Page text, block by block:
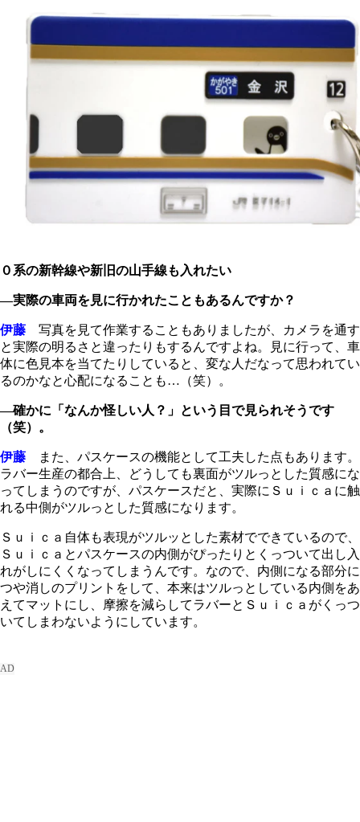
０系の新幹線や新旧の山手線も入れたい
―実際の車両を見に行かれたこともあるんですか？
伊藤 写真を見て作業することもありましたが、カメラを通す
と実際の明るさと違ったりもするんですよね。見に行って、車
体に色見本を当てたりしていると、変な人だなって思われてい
るのかなと心配になることも…（笑）。
―確かに「なんか怪しい人？」という目で見られそうです
（笑）。
伊藤 また、パスケースの機能として工夫した点もあります。
ラバー生産の都合上、どうしても裏面がツルっとした質感にな
ってしまうのですが、パスケースだと、実際にＳｕｉｃａに触
れる中側がツルっとした質感になります。
Ｓｕｉｃａ自体も表現がツルッとした素材でできているので、
Ｓｕｉｃａとパスケースの内側がぴったりとくっついて出し入
れがしにくくなってしまうんです。なので、内側になる部分に
つや消しのプリントをして、本来はツルっとしている内側をあ
えてマットにし、摩擦を減らしてラバーとＳｕｉｃａがくっつ
いてしまわないようにしています。